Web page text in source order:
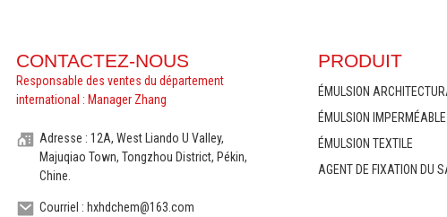
CONTACTEZ-NOUS
Responsable des ventes du département
international : Manager Zhang
Adresse : 12A, West Liando U Valley,
Majuqiao Town, Tongzhou District, Pékin,
Chine.
Courriel : hxhdchem@163.com
PRODUIT
ÉMULSION
ÉMULSION IMPERMÉABLE
ÉMULSION TEXTILE
AGENT DE FIXATION DU